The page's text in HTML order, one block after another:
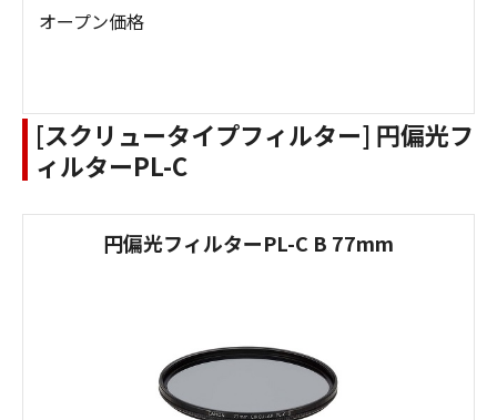
オープン価格
[スクリュータイプフィルター] 円偏光フ
ィルターPL-C
円偏光フィルターPL-C B 77mm